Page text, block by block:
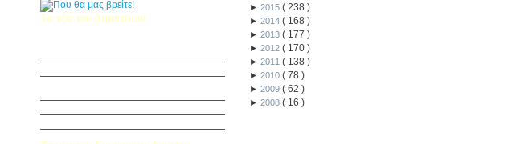
Τα νέα του Δημοτικού
► 2015 ( 238 )
► 2014 ( 168 )
► 2013 ( 177 )
► 2012 ( 170 )
► 2011 ( 138 )
► 2010 ( 78 )
► 2009 ( 62 )
► 2008 ( 16 )